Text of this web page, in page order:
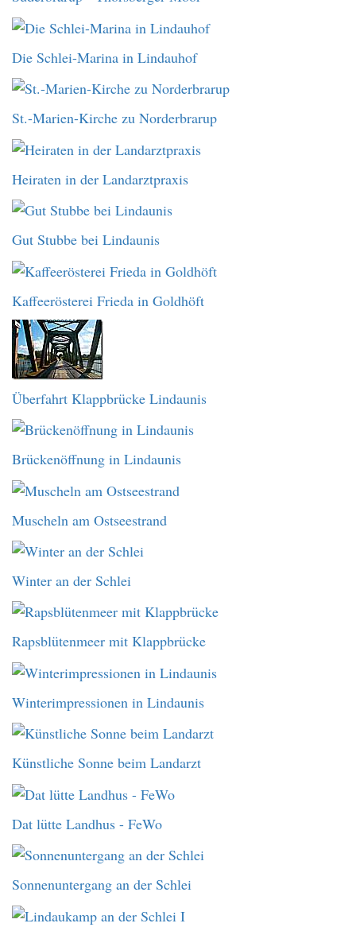
Die Schlei-Marina in Lindauhof
St.-Marien-Kirche zu Norderbrarup
Heiraten in der Landarztpraxis
Gut Stubbe bei Lindaunis
Kaffeerösterei Frieda in Goldhöft
Überfahrt Klappbrücke Lindaunis
Brückenöffnung in Lindaunis
Muscheln am Ostseestrand
Winter an der Schlei
Rapsblütenmeer mit Klappbrücke
Winterimpressionen in Lindaunis
Künstliche Sonne beim Landarzt
Dat lütte Landhus - FeWo
Sonnenuntergang an der Schlei